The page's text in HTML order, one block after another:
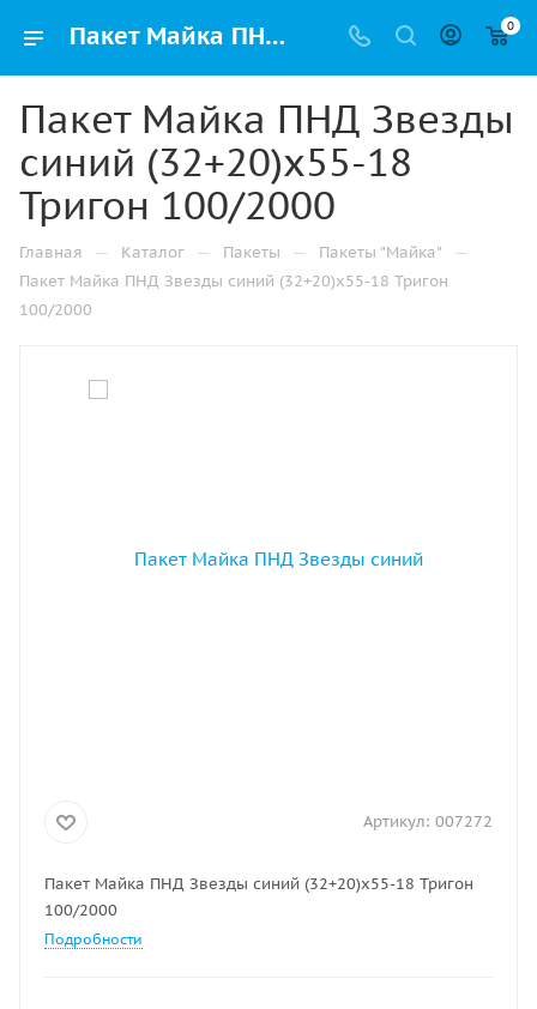
Пакет Майка ПНД Звезды синий (32+20)х55-18 Тригон 100/2000 купить в Москве с доставкой оптом и в розницу 0
Пакет Майка ПНД Звезды
синий (32+20)х55-18
Тригон 100/2000
Главная — Каталог — Пакеты — Пакеты "Майка" —
Пакет Майка ПНД Звезды синий (32+20)х55-18 Тригон
100/2000
Артикул: 007272
Пакет Майка ПНД Звезды синий (32+20)х55-18 Тригон
100/2000
Подробности